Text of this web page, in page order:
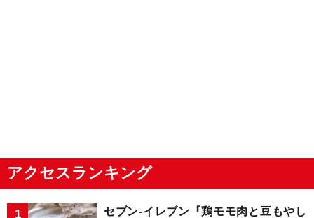
アクセスランキング
セブン-イレブン『鶏モモ肉と豆もやし